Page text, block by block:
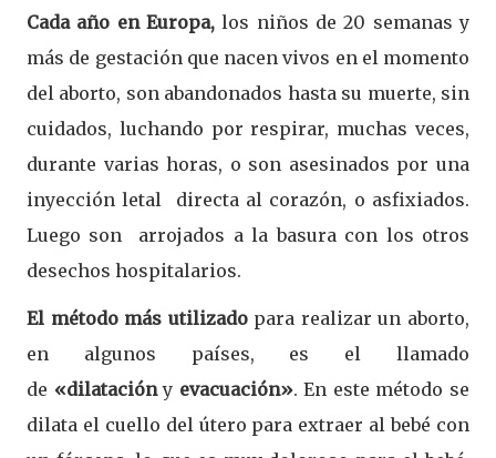
Cada año en Europa, los niños de 20 semanas y
más de gestación que nacen vivos en el momento
del aborto, son abandonados hasta su muerte, sin
cuidados, luchando por respirar, muchas veces,
durante varias horas, o son asesinados por una
inyección letal directa al corazón, o asfixiados.
Luego son arrojados a la basura con los otros
desechos hospitalarios.
El método más utilizadopara realizar un aborto,
en algunos países, es el llamado
de «dilatacióny evacuación». En este método se
dilata el cuello del útero para extraer al bebé con